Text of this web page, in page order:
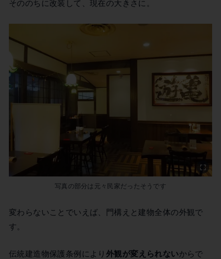
そののちに改装して、現在の大きさに。
写真の部分は元々民家だったそうです
変わらないことでいえば、門構えと建物全体の外観で
す。
伝統建造物保護条例により 外観が変えられないからで